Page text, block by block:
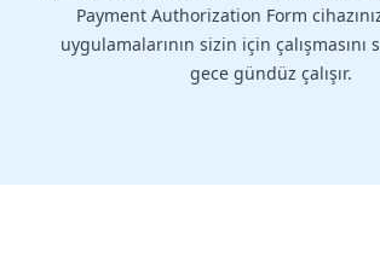
Payment Authorization Form
uygulamalarının sizin için çalışmasını
gece gündüz çalışır.